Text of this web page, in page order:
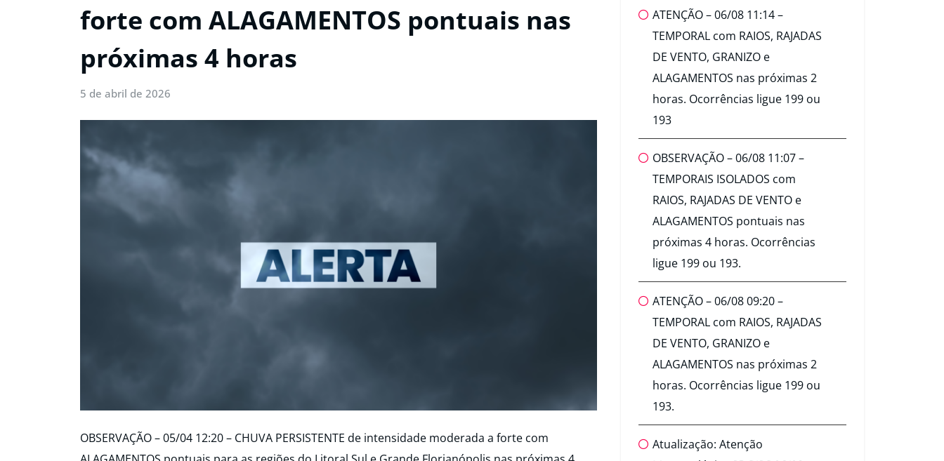
forte com ALAGAMENTOS pontuais nas
próximas 4 horas
5 de abril de 2026
OBSERVAÇÃO – 05/04 12:20 – CHUVA PERSISTENTE de intensidade moderada a forte com
ATENÇÃO – 06/08 11:14 –
TEMPORAL com RAIOS, RAJADAS
DE VENTO, GRANIZO e
ALAGAMENTOS nas próximas 2
horas. Ocorrências ligue 199 ou
193
OBSERVAÇÃO – 06/08 11:07 –
TEMPORAIS ISOLADOS com
RAIOS, RAJADAS DE VENTO e
ALAGAMENTOS pontuais nas
próximas 4 horas. Ocorrências
ligue 199 ou 193.
ATENÇÃO – 06/08 09:20 –
TEMPORAL com RAIOS, RAJADAS
DE VENTO, GRANIZO e
ALAGAMENTOS nas próximas 2
horas. Ocorrências ligue 199 ou
193.
Atualização: Atenção